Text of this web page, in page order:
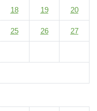
18 19
20
25 26
27